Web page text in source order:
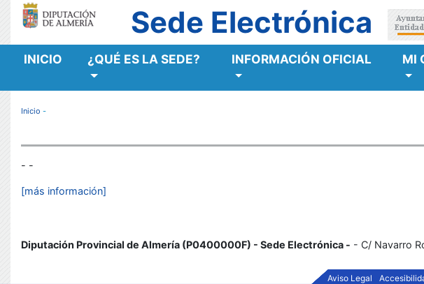
Sede Electrónica
MENÚ RESPONSIVE
INICIO ¿QUÉ ES LA SEDE? INFORMACIÓN OFICIAL MI
Inicio -
- -
[más información]
Diputación Provincial de Almería (P0400000F) - Sede Electrónica - - C/ Navarro
Aviso Legal